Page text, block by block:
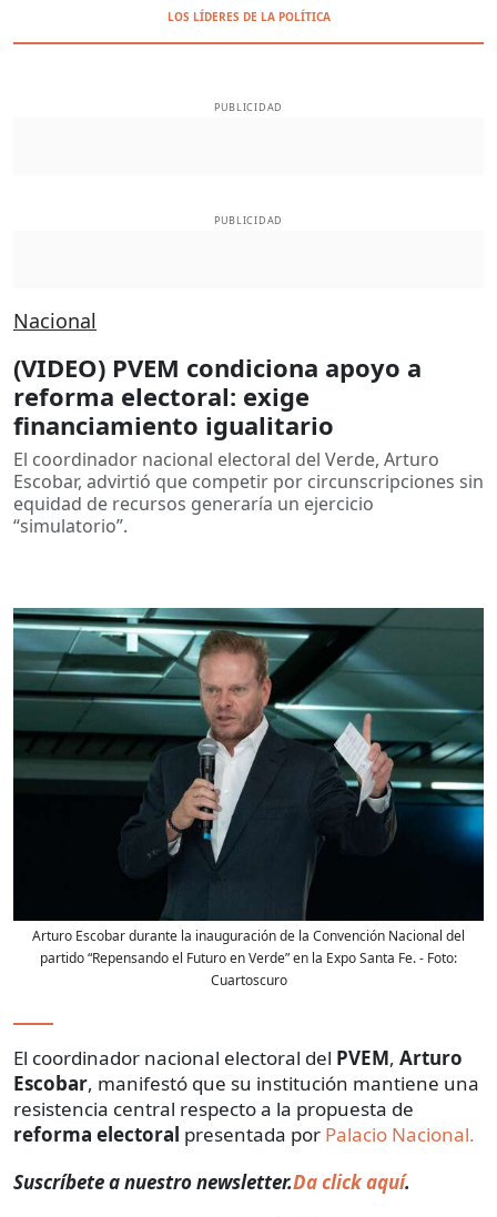
LOS LÍDERES DE LA POLÍTICA
PUBLICIDAD
PUBLICIDAD
Nacional
(VIDEO) PVEM condiciona apoyo a
reforma electoral: exige
financiamiento igualitario
El coordinador nacional electoral del Verde, Arturo
Escobar, advirtió que competir por circunscripciones sin
equidad de recursos generaría un ejercicio
“simulatorio”.
Arturo Escobar durante la inauguración de la Convención Nacional del
partido “Repensando el Futuro en Verde” en la Expo Santa Fe.- Foto:
Cuartoscuro
El coordinador nacional electoral del PVEM, Arturo
Escobar, manifestó que su institución mantiene una
resistencia central respecto a la propuesta de
reforma electoral presentada por Palacio Nacional.
Suscríbete a nuestro newsletter.Da click aquí.